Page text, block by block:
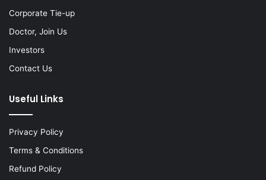
Corporate Tie-up
Doctor, Join Us
Investors
Contact Us
Useful Links
Privacy Policy
Terms & Conditions
Refund Policy